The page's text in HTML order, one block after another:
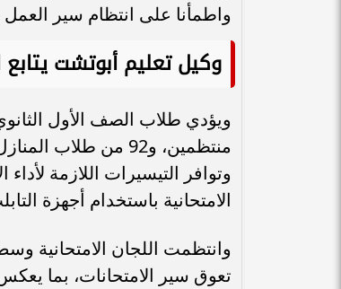
واطمأنا على انتظام سير
وكيل تعليم أبوتشت
وتوافر التيسيرات اللازمة
الامتحانية باستخدام أجهزة
وانتظمت اللجان الامتحانية
تعوق سير الامتحانات، بما